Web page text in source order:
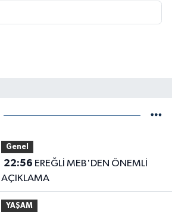
Genel
22:56
AÇIKLAMA
YAŞAM